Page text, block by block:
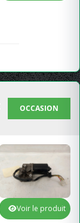
OCCASION
Voir le produit